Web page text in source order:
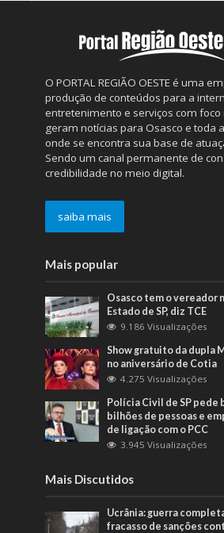
O PORTAL REGIÃO OESTE é uma
produção de conteúdos para a
entretenimento e serviços com foco
geram notícias para Osasco e toda
onde se encontra sua base de
Sendo um canal permanente de
credibilidade no meio digital.
saiba mais
Mais popular
Osasco tem o vereador
Estado de SP, diz TCE
9.186 Visualizações
Show gratuito da dupla
no aniversário de Cotia
4.275 Visualizações
Polícia Civil de SP pede
bilhões de pessoas e
de ligação com o PCC
3.945 Visualizações
Mais Discutidos
Ucrânia: guerra
fracasso de sanções